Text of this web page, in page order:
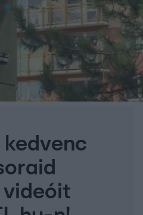
kedvenc
videóit